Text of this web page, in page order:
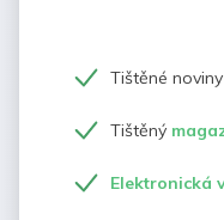
Tištěné
Tištěný
Elektronická